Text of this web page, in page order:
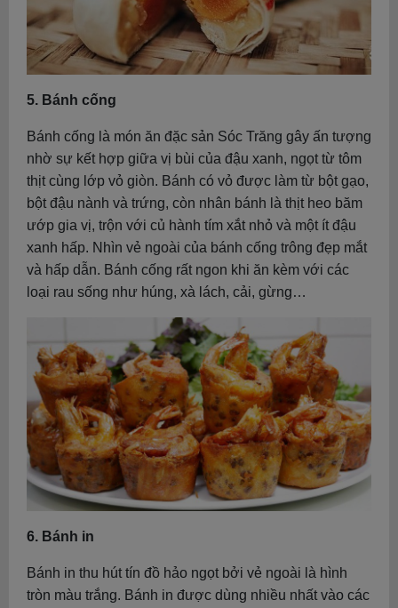
5. Bánh cống
Bánh cống là món ăn đặc sản Sóc Trăng gây ấn tượng
nhờ sự kết hợp giữa vị bùi của đậu xanh, ngọt từ tôm
thịt cùng lớp vỏ giòn. Bánh có vỏ được làm từ bột gạo,
bột đậu nành và trứng, còn nhân bánh là thịt heo băm
ướp gia vị, trộn với củ hành tím xắt nhỏ và một ít đậu
xanh hấp. Nhìn vẻ ngoài của bánh cống trông đẹp mắt
và hấp dẫn. Bánh cống rất ngon khi ăn kèm với các
loại rau sống như húng, xà lách, cải, gừng…
6. Bánh in
Bánh in thu hút tín đồ hảo ngọt bởi vẻ ngoài là hình
tròn màu trắng. Bánh in được dùng nhiều nhất vào các